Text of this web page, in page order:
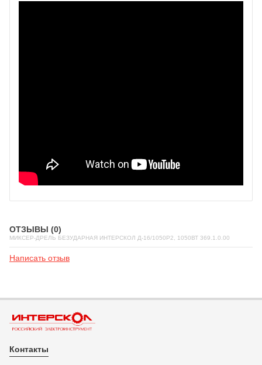
ОТЗЫВЫ (0)
МИКСЕР-ДРЕЛЬ БЕЗУДАРНАЯ ИНТЕРСКОЛ Д-16/1050Р2, 1050ВТ 369.1.0.00
Написать отзыв
Контакты